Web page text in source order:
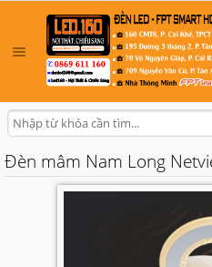
Đèn mâm Nam Long